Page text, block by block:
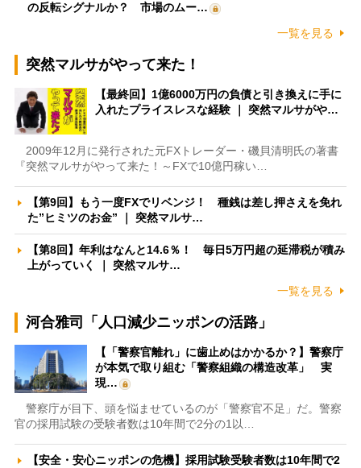
の反転シグナルか？ 市場のムー…
一覧を見る
突然マルサがやって来た！
【最終回】1億6000万円の負債と引き換えに手に
入れたプライスレスな経験 ｜ 突然マルサがや…
2009年12月に発行された元FXトレーダー・磯貝清明氏の著書
『突然マルサがやって来た！～FXで10億円稼い…
【第9回】もう一度FXでリベンジ！ 種銭は差し押さえを免れ
た”ヒミツのお金” ｜ 突然マルサ…
【第8回】年利はなんと14.6％！ 毎日5万円超の延滞税が積み
上がっていく ｜ 突然マルサ…
一覧を見る
河合雅司「人口減少ニッポンの活路」
【「警察官離れ」に歯止めはかかるか？】警察庁
が本気で取り組む「警察組織の構造改革」 実
現…
警察庁が目下、頭を悩ませているのが「警察官不足」だ。警察
官の採用試験の受験者数は10年間で2分の1以…
【安全・安心ニッポンの危機】採用試験受験者数は10年間で2